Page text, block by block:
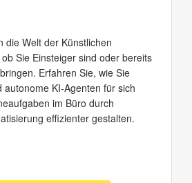
die Welt der Künstlichen
Sie Einsteiger sind oder bereits
Erfahren Sie, wie Sie
autonome KI-Agenten für sich
im Büro durch
effizienter gestalten.